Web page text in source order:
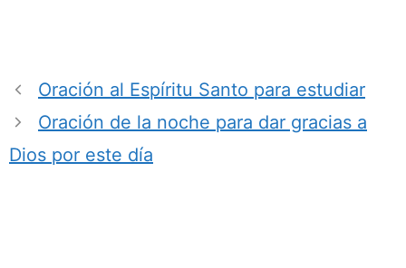
Oración al Espíritu Santo para estudiar
Oración de la noche para dar gracias a
Dios por este día